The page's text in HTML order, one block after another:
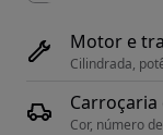
Motor e
Cilindrada,
Carroçaria
Cor, número